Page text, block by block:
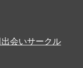
会いサークル